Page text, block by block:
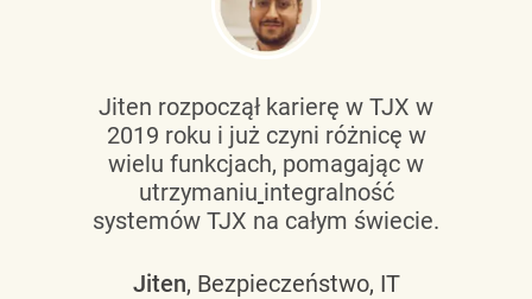
Jiten rozpoczął karierę w TJX w
2019 roku i już czyni różnicę w
wielu funkcjach, pomagając w
utrzymaniu integralność
systemów TJX na całym świecie.
Jiten, Bezpieczeństwo, IT